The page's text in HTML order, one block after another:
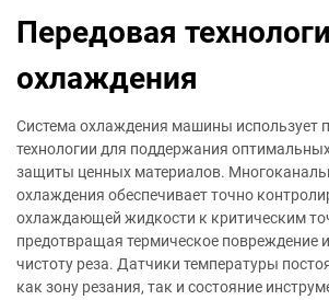
Передовая
охлаждения
Система охлаждения машины использует
технологии для поддержания
защиты ценных материалов.
охлаждения обеспечивает точно
охлаждающей жидкости к критическим
предотвращая термическое повреждение
чистоту реза. Датчики температуры
как зону резания, так и состояние